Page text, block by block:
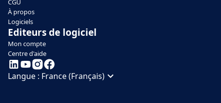
CGU
À propos
Logiciels
Editeurs de logiciel
Mon compte
Centre d'aide
Langue : France (Français)